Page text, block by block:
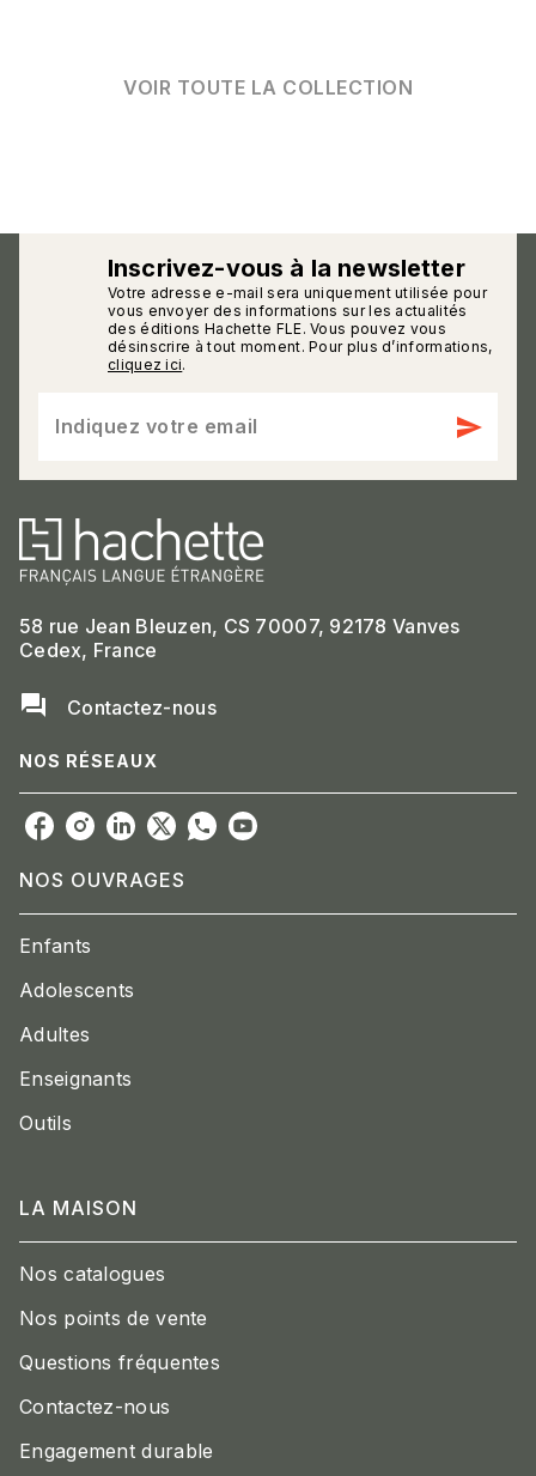
VOIR TOUTE LA COLLECTION
Inscrivez-vous à la newsletter
Votre adresse e-mail sera uniquement utilisée pour
vous envoyer des informations sur les actualités
des éditions Hachette FLE. Vous pouvez vous
désinscrire à tout moment. Pour plus d’informations,
cliquez ici.
Indiquez votre email send
58 rue Jean Bleuzen, CS 70007, 92178 Vanves
Cedex, France
question_answer Contactez-nous
NOS RÉSEAUX
NOS OUVRAGES
Enfants
Adolescents
Adultes
Enseignants
Outils
LA MAISON
Nos catalogues
Nos points de vente
Questions fréquentes
Contactez-nous
Engagement durable